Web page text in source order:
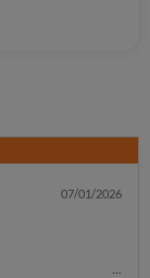
07/01/2026